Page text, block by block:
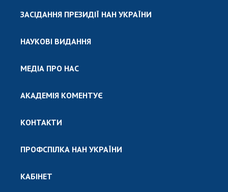
ЗАСІДАННЯ ПРЕЗИДІЇ НАН УКРАЇНИ
НАУКОВІ ВИДАННЯ
МЕДІА ПРО НАС
АКАДЕМІЯ КОМЕНТУЄ
КОНТАКТИ
ПРОФСПІЛКА НАН УКРАЇНИ
КАБІНЕТ